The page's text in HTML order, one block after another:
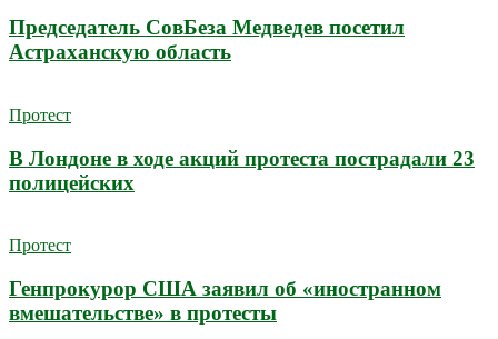
Председатель СовБеза Медведев посетил
Астраханскую область
Протест
В Лондоне в ходе акций протеста пострадали 23
полицейских
Протест
Генпрокурор США заявил об «иностранном
вмешательстве» в протесты